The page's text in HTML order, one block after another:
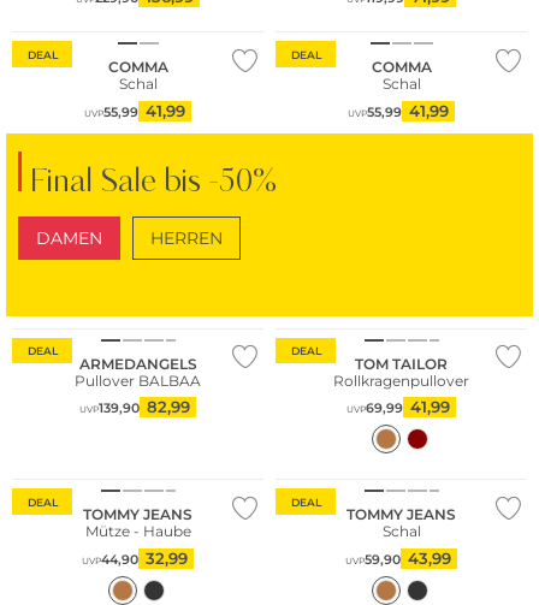
DEAL
COMMA
Schal
UVP55,99 41,99
DEAL
COMMA
Schal
UVP55,99 41,99
Final Sale bis -50%
DAMEN HERREN
DEAL
ARMEDANGELS
Pullover BALBAA
UVP139,90 82,99
DEAL
TOM TAILOR
Rollkragenpullover
UVP69,99 41,99
DEAL
TOMMY JEANS
Mütze - Haube
UVP44,90 32,99
DEAL
TOMMY JEANS
Schal
UVP59,90 43,99